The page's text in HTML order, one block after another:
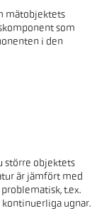
mätobjektets
som
i den
större objektets
är jämfört med
t.ex.
ugnar.